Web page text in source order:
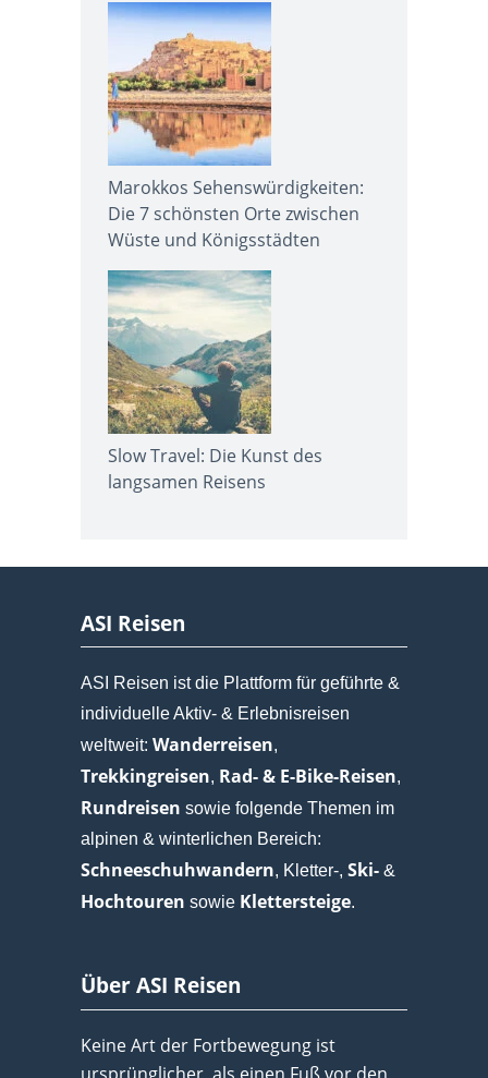
Marokkos Sehenswürdigkeiten:
Die 7 schönsten Orte zwischen
Wüste und Königsstädten
Slow Travel: Die Kunst des
langsamen Reisens
ASI Reisen
ASI Reisen ist die Plattform für geführte &
individuelle Aktiv- & Erlebnisreisen
weltweit: Wanderreisen,
Trekkingreisen, Rad- & E-Bike-Reisen,
Rundreisen sowie folgende Themen im
alpinen & winterlichen Bereich:
Schneeschuhwandern, Kletter-, Ski- &
Hochtouren sowie Klettersteige.
Über ASI Reisen
Keine Art der Fortbewegung ist